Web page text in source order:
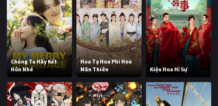
Chúng Ta Hãy Kết
Hôn Nhé
Hoa Tạ Hoa Phi Hoa
Mãn Thiên
Kiệu Hoa Hỉ Sự